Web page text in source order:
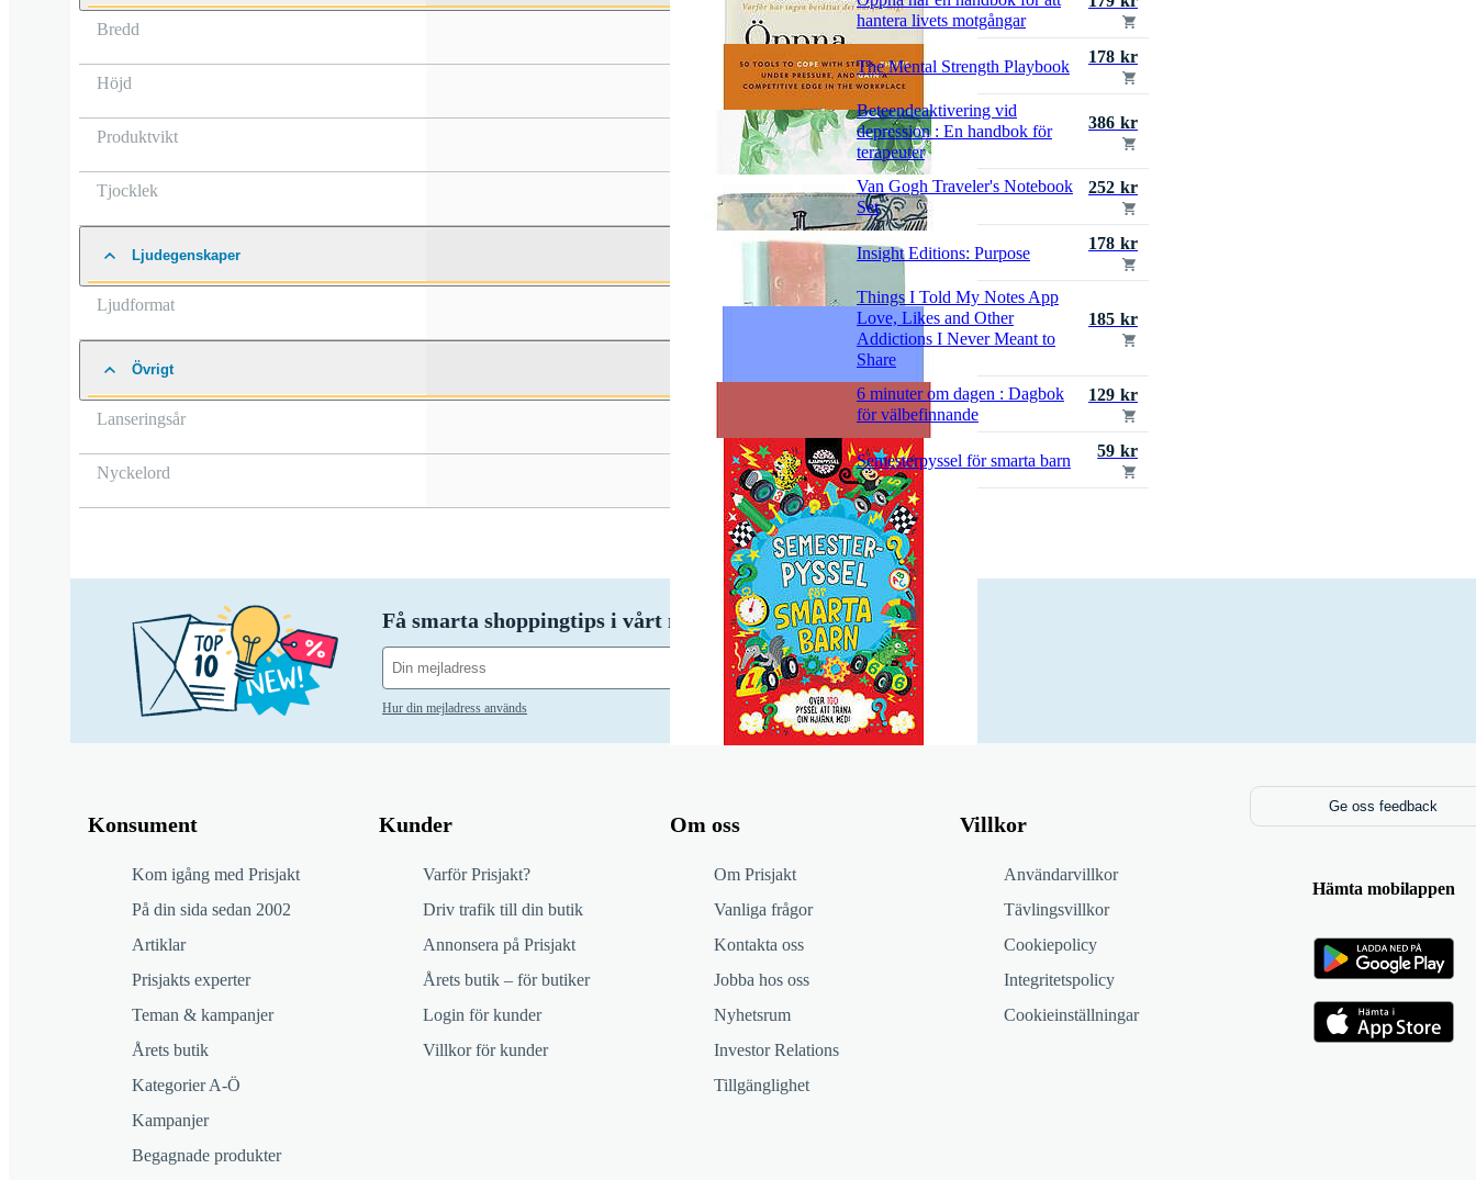
Bredd
Höjd
Produktvikt
Tjocklek
Ljudegenskaper
Ljudformat
Övrigt
Lanseringsår
Nyckelord
hantera livets motgångar
The Mental Strength Playbook 178 kr
Beteendeaktivering vid
depression : En handbok för
terapeuter
386 kr
Van Gogh Traveler's Notebook
Set
252 kr
Insight Editions: Purpose 178 kr
Things I Told My Notes App
Love, Likes and Other
Addictions I Never Meant to
Share
185 kr
6 minuter om dagen : Dagbok
för välbefinnande
129 kr
Semesterpyssel för smarta barn 59 kr
Få smarta shoppingtips i vårt nyhetsbrev!
Prenumerera
Hur din mejladress används
Konsument
Kom igång med Prisjakt
På din sida sedan 2002
Artiklar
Prisjakts experter
Teman & kampanjer
Årets butik
Kategorier A-Ö
Kampanjer
Begagnade produkter
Kunder
Varför Prisjakt?
Driv trafik till din butik
Annonsera på Prisjakt
Årets butik – för butiker
Login för kunder
Villkor för kunder
Om oss
Om Prisjakt
Vanliga frågor
Kontakta oss
Jobba hos oss
Nyhetsrum
Investor Relations
Tillgänglighet
Villkor
Användarvillkor
Tävlingsvillkor
Cookiepolicy
Integritetspolicy
Cookieinställningar
Ge oss feedback
Hämta mobilappen